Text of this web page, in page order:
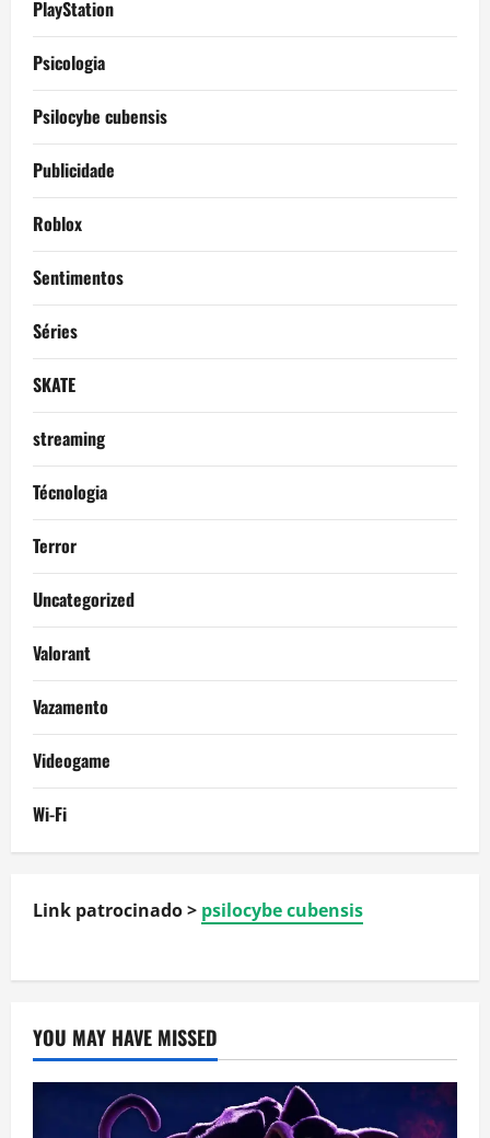
PlayStation
Psicologia
Psilocybe cubensis
Publicidade
Roblox
Sentimentos
Séries
SKATE
streaming
Técnologia
Terror
Uncategorized
Valorant
Vazamento
Videogame
Wi-Fi
Link patrocinado > psilocybe cubensis
YOU MAY HAVE MISSED